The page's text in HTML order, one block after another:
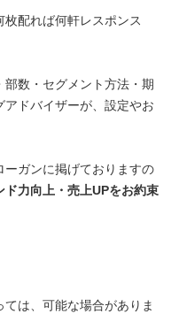
配れば何軒レスポンス
数・セグメント方法・期
ドバイザーが、設定やお
ーガンに掲げておりますの
ド力向上・売上UPをお約束
は、可能な場合がありま